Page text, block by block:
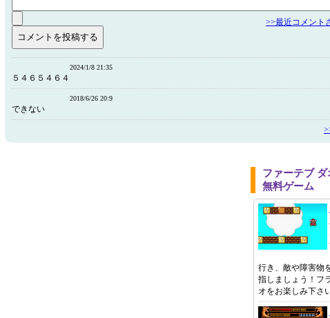
>>最近コメント
2024/1/8 21:35
５４６５４６４
2018/6/26 20:9
できない
ファーテブ
無料ゲーム
行き、敵や障害物
指しましょう！フ
オをお楽しみ下さい